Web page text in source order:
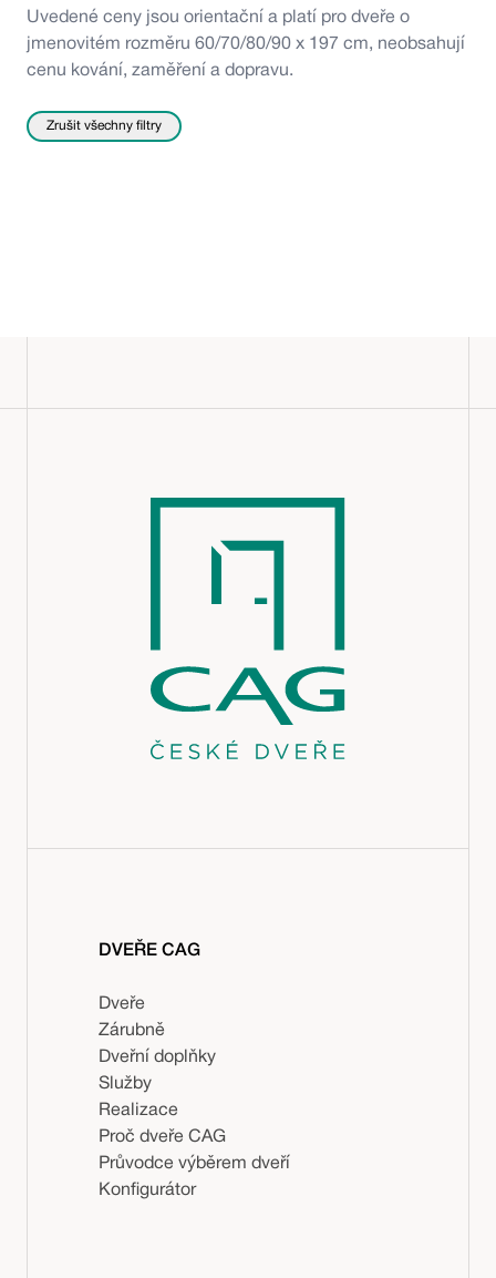
Uvedené ceny jsou orientační a platí pro dveře o
jmenovitém rozměru 60/70/80/90 x 197 cm, neobsahují
cenu kování, zaměření a dopravu.
Zrušit všechny filtry
DVEŘE CAG
Dveře
Zárubně
Dveřní doplňky
Služby
Realizace
Proč dveře CAG
Průvodce výběrem dveří
Konfigurátor